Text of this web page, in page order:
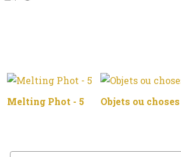
Melting Phot - 5 Objets ou choses